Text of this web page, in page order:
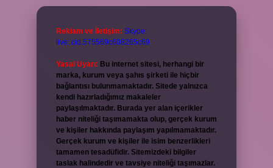
Reklam ve İletişim: Skype:
live:.cid.575569c608265c69
Yasal Uyarı: Bu internet sitesi, herhangi bir
marka, kurum veya şahıs şirketi ile hiçbir
bağlantısı bulunmamaktadır. Sitede yalnızca
kendi hazırladığımız makaleler
paylaşılmaktadır. Burada yer alan içerikler
haber niteliği taşımamakta olup, gerçek kurum
ve kişiler hakkında paylaşım yapılmamaktadır.
Gerçek kurum ve kişiler ile isim benzerlikleri
tamamen tesadüfidir. Sitemizdeki bilgiler
taslak halindedir ve tavsiye niteliği taşımazlar.